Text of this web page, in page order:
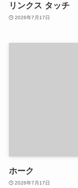
リンクス タッチ
2026年7月17日
ホーク
2026年7月17日